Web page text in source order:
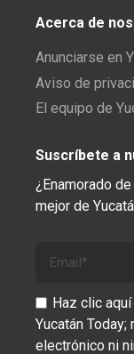
Acerca de
Anunciarse en
Aviso de
El equipo de
Suscríbete a
¿Enamorado
mejor de
Haz clic
Yucatán
electrónico ni